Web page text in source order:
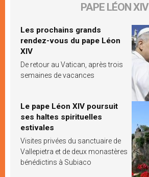
PAPE LÉON XIV
Les prochains grands
rendez-vous du pape Léon
XIV
De retour au Vatican, après trois
semaines de vacances
Le pape Léon XIV poursuit
ses haltes spirituelles
estivales
Visites privées du sanctuaire de
Vallepietra et de deux monastères
bénédictins à Subiaco